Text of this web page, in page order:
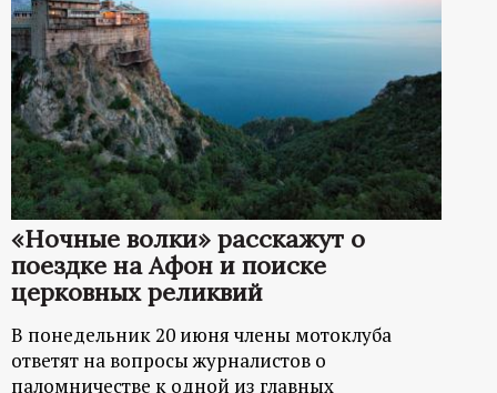
«Ночные волки» расскажут о
поездке на Афон и поиске
церковных реликвий
В понедельник 20 июня члены мотоклуба
ответят на вопросы журналистов о
паломничестве к одной из главных